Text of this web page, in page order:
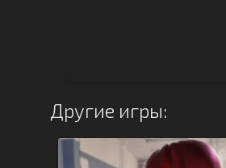
Другие игры: